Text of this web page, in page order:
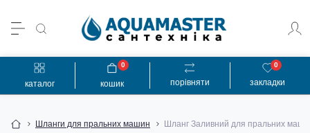
каталог порівняти закладки
0
кошик
0
Шланги для пральних машин Шланг Заливний для пральних